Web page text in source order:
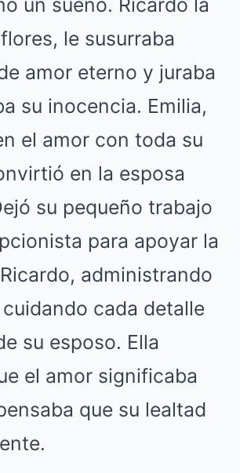
un sueño. Ricardo la
le susurraba
amor eterno y juraba
su inocencia. Emilia,
el amor con toda su
en la esposa
su pequeño trabajo
para apoyar la
administrando
cada detalle
su esposo. Ella
el amor significaba
que su lealtad